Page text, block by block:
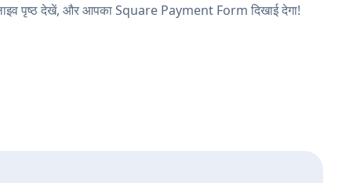
पृष्ठ देखें, और आपका Square Payment Form दिखाई देगा!